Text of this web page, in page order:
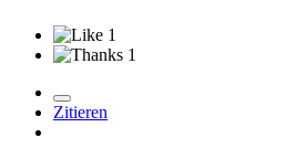
1
1
Zitieren